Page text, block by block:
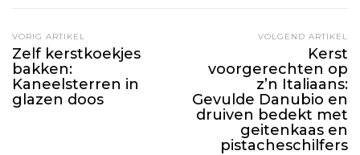
VORIG ARTIKEL
Zelf kerstkoekjes
bakken:
Kaneelsterren in
glazen doos
VOLGEND ARTIKEL
Kerst
voorgerechten op
z’n Italiaans:
Gevulde Danubio en
druiven bedekt met
geitenkaas en
pistacheschilfers